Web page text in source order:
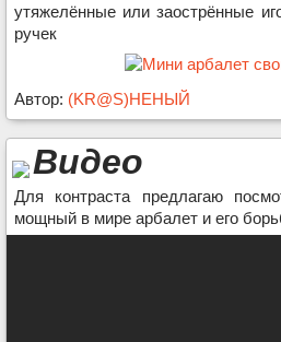
утяжелённые или заострённые
ручек
Автор: (KR@S)HЕНЫЙ
Видео
Для контраста предлагаю
мощный в мире арбалет и его